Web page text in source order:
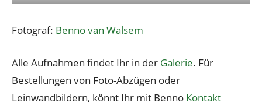
Fotograf: Benno van Walsem
Alle Aufnahmen findet Ihr in der Galerie. Für
Bestellungen von Foto-Abzügen oder
Leinwandbildern, könnt Ihr mit Benno Kontakt